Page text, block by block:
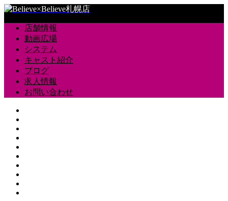
店舗情報
動画広場
システム
キャスト紹介
ブログ
求人情報
お問い合わせ